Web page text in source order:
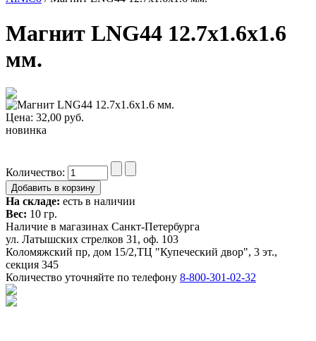
Магнит LNG44 12.7x1.6x1.6
мм.
Цена: 32,00 руб.
новинка
Количество:
На складе: есть в наличии
Вес: 10 гр.
Наличие в магазинах Санкт-Петербурга
ул. Латышских стрелков 31, оф. 103
Коломяжский пр, дом 15/2,ТЦ "Купеческий двор", 3 эт.,
секция 345
Количество уточняйте по телефону 8-800-301-02-32